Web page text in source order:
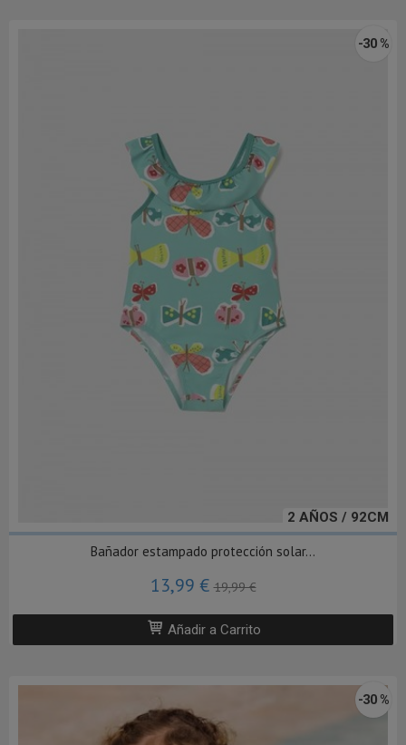
2 AÑOS / 92CM
-30 %
Bañador estampado protección solar...
13,99 €19,99 €
Añadir a Carrito
-30 %